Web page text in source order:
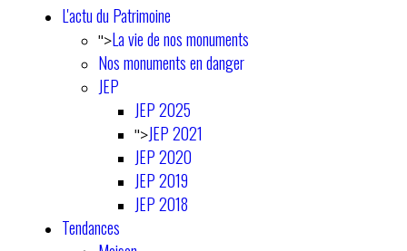
L'actu du Patrimoine
">La vie de nos monuments
Nos monuments en danger
JEP
JEP 2025
">JEP 2021
JEP 2020
JEP 2019
JEP 2018
Tendances